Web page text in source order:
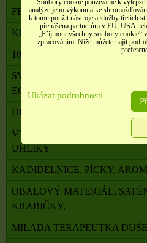
FENG SHUI, ORG.
KOMPONENTY K VÝROBĚ
100 % PŘÍRODNÍ
SVÍČKY Z PALMOVÉHO A
ECO
DRAHÉ A LÉČIVÉ KAMENY
VYKUŘOVADLA, VONNÉ
UHLÍKY
KADIDELNICE, PÍCKY,
OBALOVÝ MATERIÁL,
KRABIČKY,
MILADA TERAPEUTKA
analýze jeho výkonu a ke
k tomu použít nástroje a služby třetích
přenášena partnerům v EU, USA
„Přijmout všechny soubory
zpracováním. Níže můžete najít
Ukázat podrobnosti